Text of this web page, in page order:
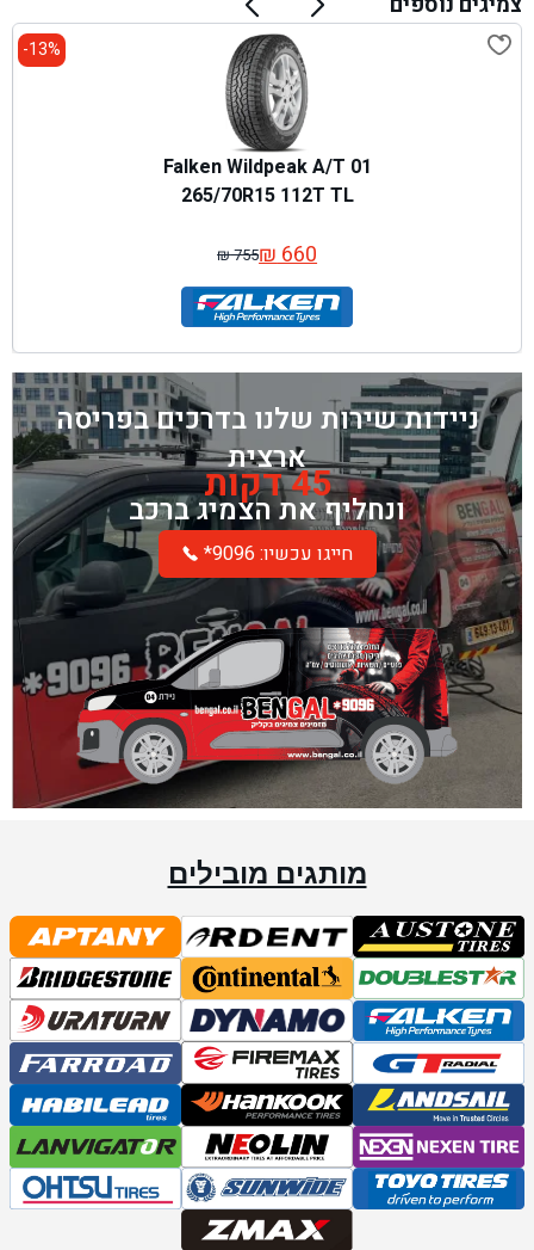
13%-
Falken Wildpeak A/T 01
265/70R15 112T TL
₪755
המחיר
המקורי
היה:
₪ 755.
₪660 המחיר
הנוכחי
הוא:
₪ 660.
ניידות שירות שלנו בדרכים בפריסה
ארצית
45 דקות
ונחליף את הצמיג ברכב
*חייגו עכשיו: 9096
מותגים מובילים